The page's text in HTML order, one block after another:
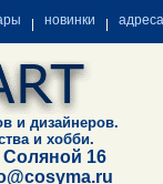
новинки
и дизайнеров.
и хобби.
Соляной 16